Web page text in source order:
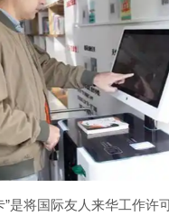
”是将国际友人来华工作许